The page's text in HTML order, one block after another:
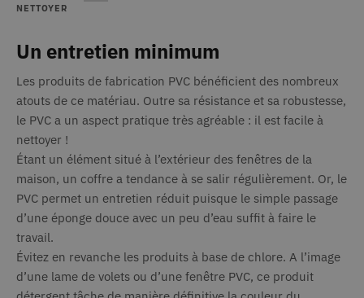
NETTOYER
Un entretien minimum
Les produits de fabrication PVC bénéficient des nombreux
atouts de ce matériau. Outre sa résistance et sa robustesse,
le PVC a un aspect pratique très agréable : il est facile à
nettoyer !
Étant un élément situé à l’extérieur des fenêtres de la
maison, un coffre a tendance à se salir régulièrement. Or, le
PVC permet un entretien réduit puisque le simple passage
d’une éponge douce avec un peu d’eau suffit à faire le
travail.
Évitez en revanche les produits à base de chlore. A l’image
d’une lame de volets ou d’une fenêtre PVC, ce produit